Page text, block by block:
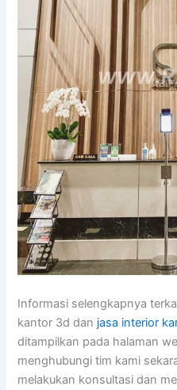
Informasi selengkapnya
kantor 3d dan jasa interior
ditampilkan pada halaman
menghubungi tim kami
melakukan konsultasi dan